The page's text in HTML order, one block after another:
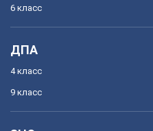
6 класс
ДПА
4 класс
9 класс